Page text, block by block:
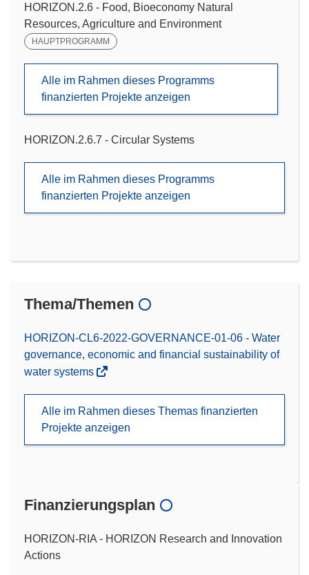
HORIZON.2.6 - Food, Bioeconomy Natural
Resources, Agriculture and Environment
HAUPTPROGRAMM
Alle im Rahmen dieses Programms
finanzierten Projekte anzeigen
HORIZON.2.6.7 - Circular Systems
Alle im Rahmen dieses Programms
finanzierten Projekte anzeigen
Thema/Themen
HORIZON-CL6-2022-GOVERNANCE-01-06 - Water
governance, economic and financial sustainability of
water systems
Alle im Rahmen dieses Themas finanzierten
Projekte anzeigen
Finanzierungsplan
HORIZON-RIA - HORIZON Research and Innovation
Actions